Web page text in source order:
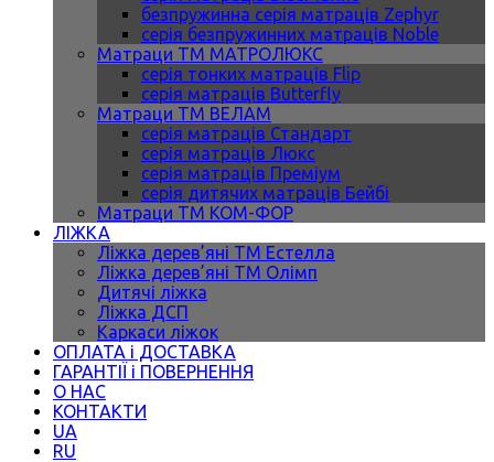
безпружинна серія матраців Zephyr
серія безпружинних матраців Noble
Матраци ТМ МАТРОЛЮКС
серія тонких матраців Flip
серія матраців Butterfly
Матраци ТМ ВЕЛАМ
серія матраців Стандарт
серія матраців Люкс
серія матраців Преміум
серія дитячих матраців Бейбі
Матраци ТМ КОМ-ФОР
ЛІЖКА
Ліжка дерев’яні ТМ Естелла
Ліжка дерев’яні ТМ Олімп
Дитячі ліжка
Ліжка ДСП
Каркаси ліжок
ОПЛАТА і ДОСТАВКА
ГАРАНТІЇ і ПОВЕРНЕННЯ
О НАС
КОНТАКТИ
UA
RU